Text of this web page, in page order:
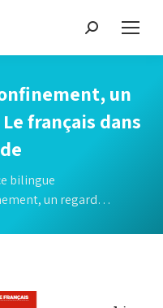
Recherche
:
un
français dans
bilingue
un regard…